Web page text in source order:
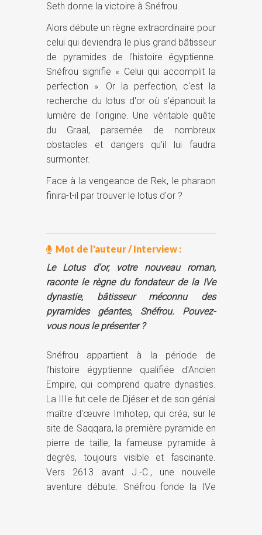
Seth donne la victoire à Snéfrou.
Alors débute un règne extraordinaire pour
celui qui deviendra le plus grand bâtisseur
de pyramides de l'histoire égyptienne.
Snéfrou signifie « Celui qui accomplit la
perfection ». Or la perfection, c'est la
recherche du lotus d'or où s'épanouit la
lumière de l'origine. Une véritable quête
du Graal, parsemée de nombreux
obstacles et dangers qu'il lui faudra
surmonter.
Face à la vengeance de Rek, le pharaon
finira-t-il par trouver le lotus d'or ?
Mot de l'auteur / Interview :
Le Lotus d'or, votre nouveau roman,
raconte le règne du fondateur de la IVe
dynastie, bâtisseur méconnu des
pyramides géantes, Snéfrou. Pouvez-
vous nous le présenter ?
Snéfrou appartient à la période de
l'histoire égyptienne qualifiée d'Ancien
Empire, qui comprend quatre dynasties.
La IIIe fut celle de Djéser et de son génial
maître d'œuvre Imhotep, qui créa, sur le
site de Saqqara, la première pyramide en
pierre de taille, la fameuse pyramide à
degrés, toujours visible et fascinante.
Vers 2613 avant J.-C., une nouvelle
aventure débute. Snéfrou fonde la IVe